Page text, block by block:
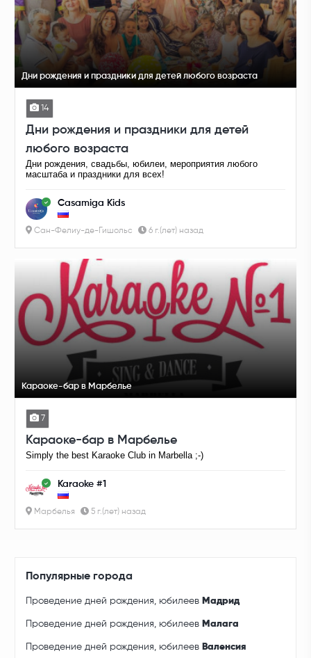
Дни рождения и праздники для детей любого возраста
14
Дни рождения и праздники для детей
любого возраста
Дни рождения, свадьбы, юбилеи, мероприятия любого
масштаба и праздники для всех!
Casamiga Kids
Сан-Фелиу-де-Гишольс 6 г.(лет) назад
Караоке-бар в Марбелье
7
Караоке-бар в Марбелье
Simply the best Karaoke Club in Marbella ;-)
Karaoke #1
Марбелья 5 г.(лет) назад
Популярные города
Проведение дней рождения, юбилеев Мадрид
Проведение дней рождения, юбилеев Малага
Проведение дней рождения, юбилеев Валенсия